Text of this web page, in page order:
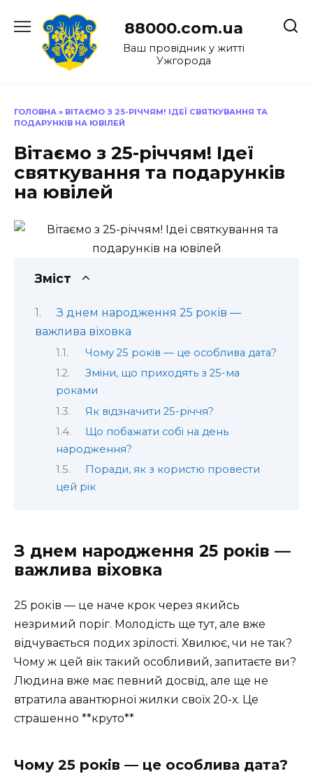
до
88000.com.ua
Ваш провідник у житті
Ужгорода
ГОЛОВНА » ВІТАЄМО З 25-РІЧЧЯМ! ІДЕЇ СВЯТКУВАННЯ ТА
ПОДАРУНКІВ НА ЮВІЛЕЙ
Вітаємо з 25-річчям! Ідеї
святкування та подарунків
на ювілей
Зміст
З днем народження 25 років —
важлива віховка
Чому 25 років — це особлива дата?
Зміни, що приходять з 25-ма
роками
Як відзначити 25-річчя?
Що побажати собі на день
народження?
Поради, як з користю провести
цей рік
З днем народження 25 років —
важлива віховка
25 років — це наче крок через якийсь
незримий поріг. Молодість ще тут, але вже
відчувається подих зрілості. Хвилює, чи не так?
Чому ж цей вік такий особливий, запитаєте ви?
Людина вже має певний досвід, але ще не
втратила авантюрної жилки своїх 20-х. Це
страшенно **круто**
Чому 25 років — це особлива дата?